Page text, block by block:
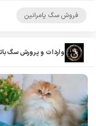
فروش سگ پامرانین
واردات و پرورش سگ